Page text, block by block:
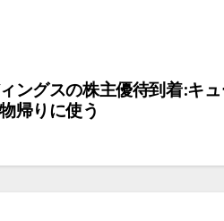
ングスの株主優待到着:キ
帰りに使う